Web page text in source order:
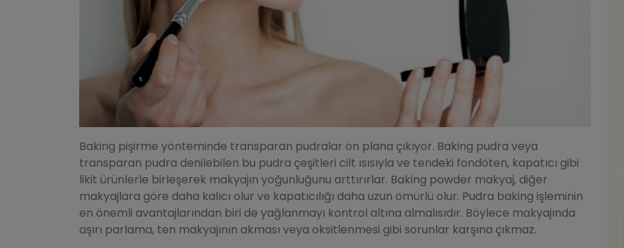
Baking pişirme yönteminde transparan pudralar ön plana çıkıyor. Baking pudra veya
transparan pudra denilebilen bu pudra çeşitleri cilt ısısıyla ve tendeki fondöten, kapatıcı gibi
likit ürünlerle birleşerek makyajın yoğunluğunu arttırırlar. Baking powder makyaj, diğer
makyajlara göre daha kalıcı olur ve kapatıcılığı daha uzun ömürlü olur. Pudra baking işleminin
en önemli avantajlarından biri de yağlanmayı kontrol altına almalısıdır. Böylece makyajında
aşırı parlama, ten makyajının akması veya oksitlenmesi gibi sorunlar karşına çıkmaz.